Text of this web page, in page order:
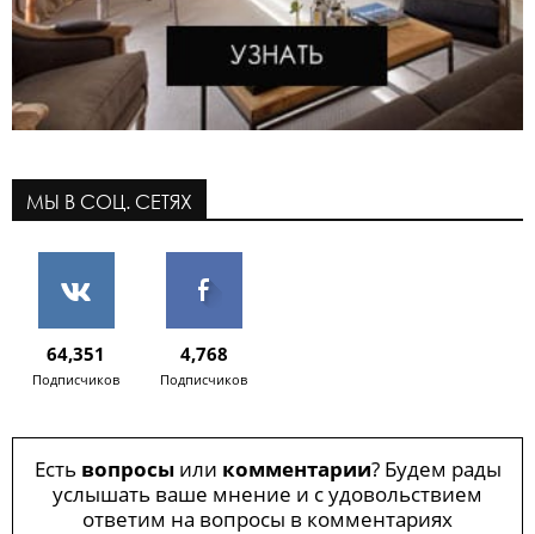
МЫ В СОЦ. СЕТЯХ
64,351
Подписчиков
4,768
Подписчиков
Есть вопросыили комментарии? Будем рады
услышать ваше мнение и с удовольствием
ответим на вопросы в комментариях